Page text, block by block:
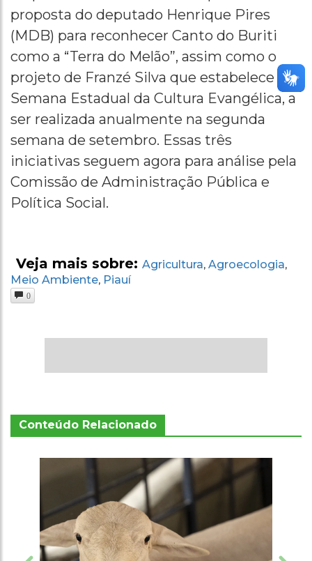
proposta do deputado Henrique Pires
(MDB) para reconhecer Canto do Buriti
como a “Terra do Melão”, assim como o
projeto de Franzé Silva que estabelece a
Semana Estadual da Cultura Evangélica, a
ser realizada anualmente na segunda
semana de setembro. Essas três
iniciativas seguem agora para análise pela
Comissão de Administração Pública e
Política Social.
Veja mais sobre: Agricultura, Agroecologia,
Meio Ambiente, Piauí
0
Conteúdo Relacionado